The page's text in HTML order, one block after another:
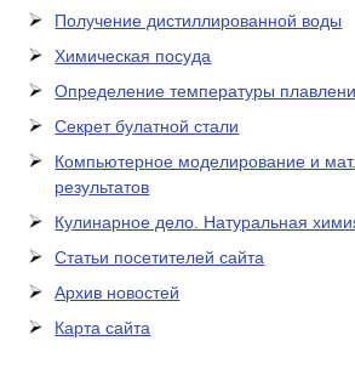
Получение дистиллированной воды
Химическая посуда
Определение температуры
Секрет булатной стали
Компьютерное моделирование и
результатов
Кулинарное дело. Натуральная
Статьи посетителей сайта
Архив новостей
Карта сайта